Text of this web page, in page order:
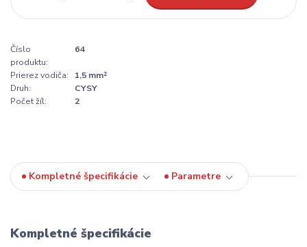
Číslo
produktu:
64
Prierez vodiča:
1,5 mm²
Druh:
CYSY
Počet žíl:
2
Kompletné špecifikácie Parametre
Kompletné špecifikácie